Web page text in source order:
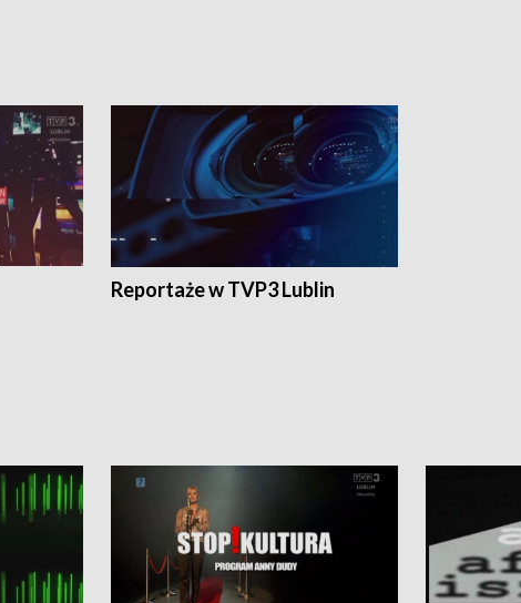
Reportaże w TVP3 Lublin